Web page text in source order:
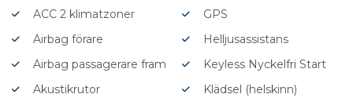
ACC 2 klimatzoner
Airbag förare
Airbag passagerare fram
Akustikrutor
GPS
Helljusassistans
Keyless Nyckelfri Start
Klädsel (helskinn)